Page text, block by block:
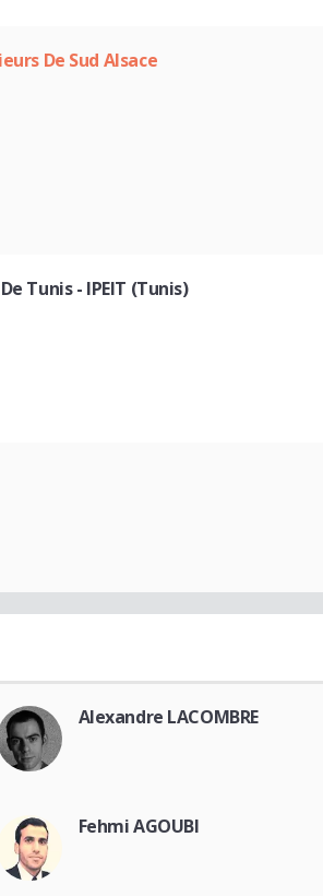
De Sud Alsace
Tunis - IPEIT (Tunis)
Alexandre LACOMBRE
Fehmi AGOUBI